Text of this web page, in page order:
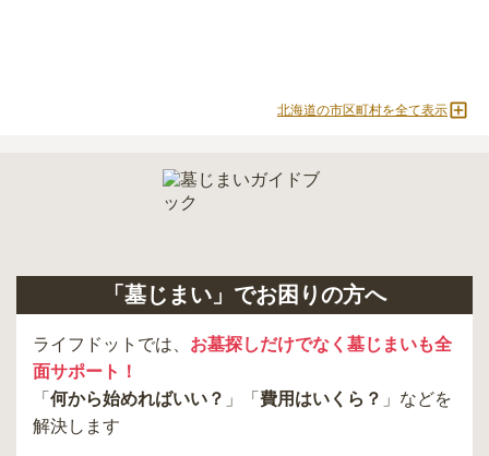
北海道の市区町村を全て表示
「墓じまい」でお困りの方へ
ライフドットでは、 お墓探しだけでなく墓じまいも全
面サポート！
「 何から始めればいい？ 」「 費用はいくら？ 」などを
解決します